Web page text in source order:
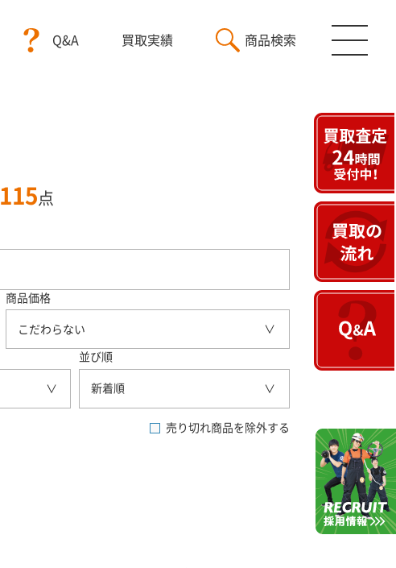
Q&A 買取実績 商品検索
115 点
商品価格
こだわらない
並び順
新着順
売り切れ商品を除外する